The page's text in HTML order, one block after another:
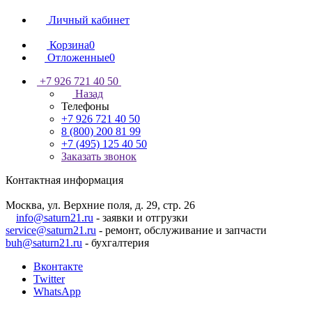
Личный кабинет
Корзина0
Отложенные0
+7 926 721 40 50
Назад
Телефоны
+7 926 721 40 50
8 (800) 200 81 99
+7 (495) 125 40 50
Заказать звонок
Контактная информация
Москва, ул. Верхние поля, д. 29, стр. 26
info@saturn21.ru - заявки и отгрузки
service@saturn21.ru - ремонт, обслуживание и запчасти
buh@saturn21.ru - бухгалтерия
Вконтакте
Twitter
WhatsApp